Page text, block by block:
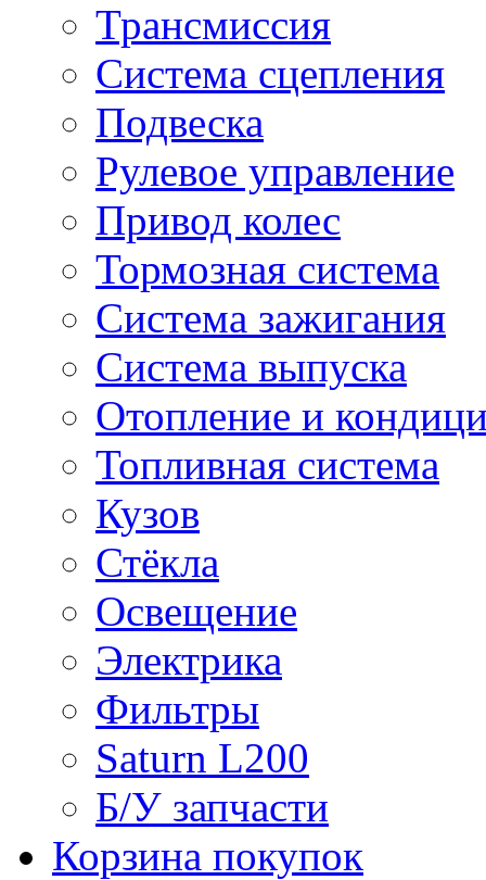
Трансмиссия
Система сцепления
Подвеска
Рулевое управление
Привод колес
Тормозная система
Система зажигания
Система выпуска
Отопление и
Топливная система
Кузов
Стёкла
Освещение
Электрика
Фильтры
Saturn L200
Б/У запчасти
Корзина покупок